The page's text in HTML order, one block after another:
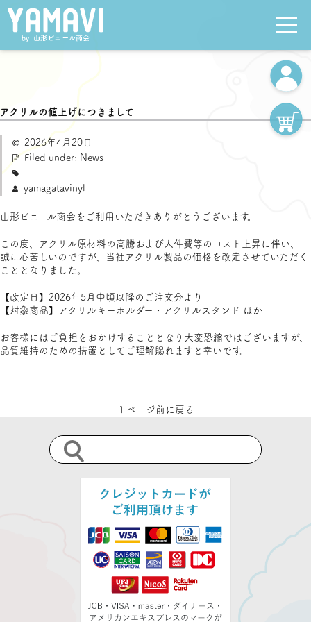
アクリルの値上げにつきまして
2026年4月20日
Filed under: News
yamagatavinyl
山形ビニール商会をご利用いただきありがとうございます。
この度、アクリル原材料の高騰および人件費等のコスト上昇に伴い、
誠に心苦しいのですが、当社アクリル製品の価格を改定させていただく
こととなりました。
【改定日】2026年5月中頃以降のご注文分より
【対象商品】アクリルキーホルダー・アクリルスタンド ほか
お客様にはご負担をおかけすることとなり大変恐縮ではございますが、
品質維持のための措置としてご理解賜れますと幸いです。
１ページ前に戻る